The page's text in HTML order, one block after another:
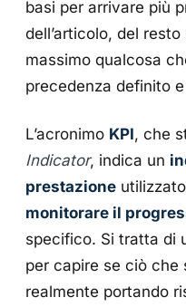
basi per arrivare più
dell’articolo, del
massimo qualcosa
precedenza definito
L’acronimo KPI, che
Indicator, indica un
prestazione
monitorare il
specifico. Si tratta di
per capire se ciò che
realmente portando